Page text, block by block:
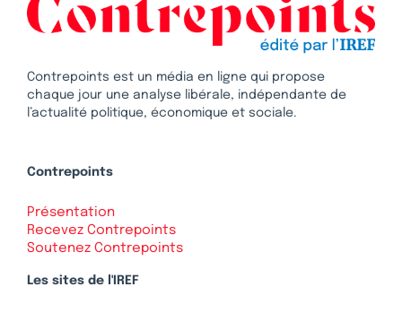
Contrepoints est un média en ligne qui propose
chaque jour une analyse libérale, indépendante de
l’actualité politique, économique et sociale.
Contrepoints
Présentation
Recevez Contrepoints
Soutenez Contrepoints
Les sites de l'IREF